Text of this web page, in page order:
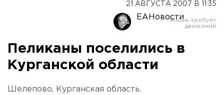
Оренбург
21 АВГУСТА 2007 В 11:35
ЕАНовости
Пеликаны поселились в
Курганской области
Шелепово, Курганская область.